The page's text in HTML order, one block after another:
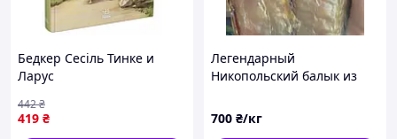
Бедкер Сесіль Тинке и
Ларус
419 ₴
442₴
Легендарный
Никопольский балык из
700 ₴/кг